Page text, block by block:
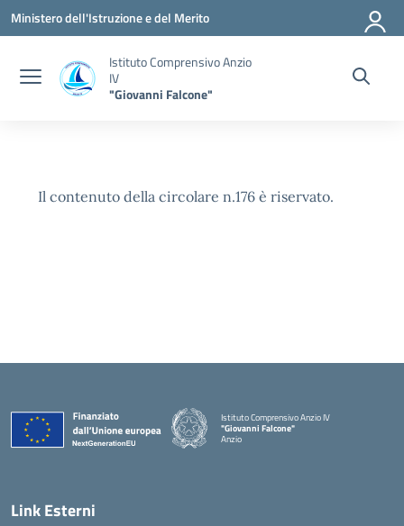
Vai ai contenuti
Vai al menu di navigazione
Vai al footer
Ministero dell'Istruzione e del Merito
Istituto Comprensivo Anzio
IV
"Giovanni Falcone"
Il contenuto della circolare n.176 è riservato.
Istituto Comprensivo Anzio IV
"Giovanni Falcone"
Anzio
Link Esterni